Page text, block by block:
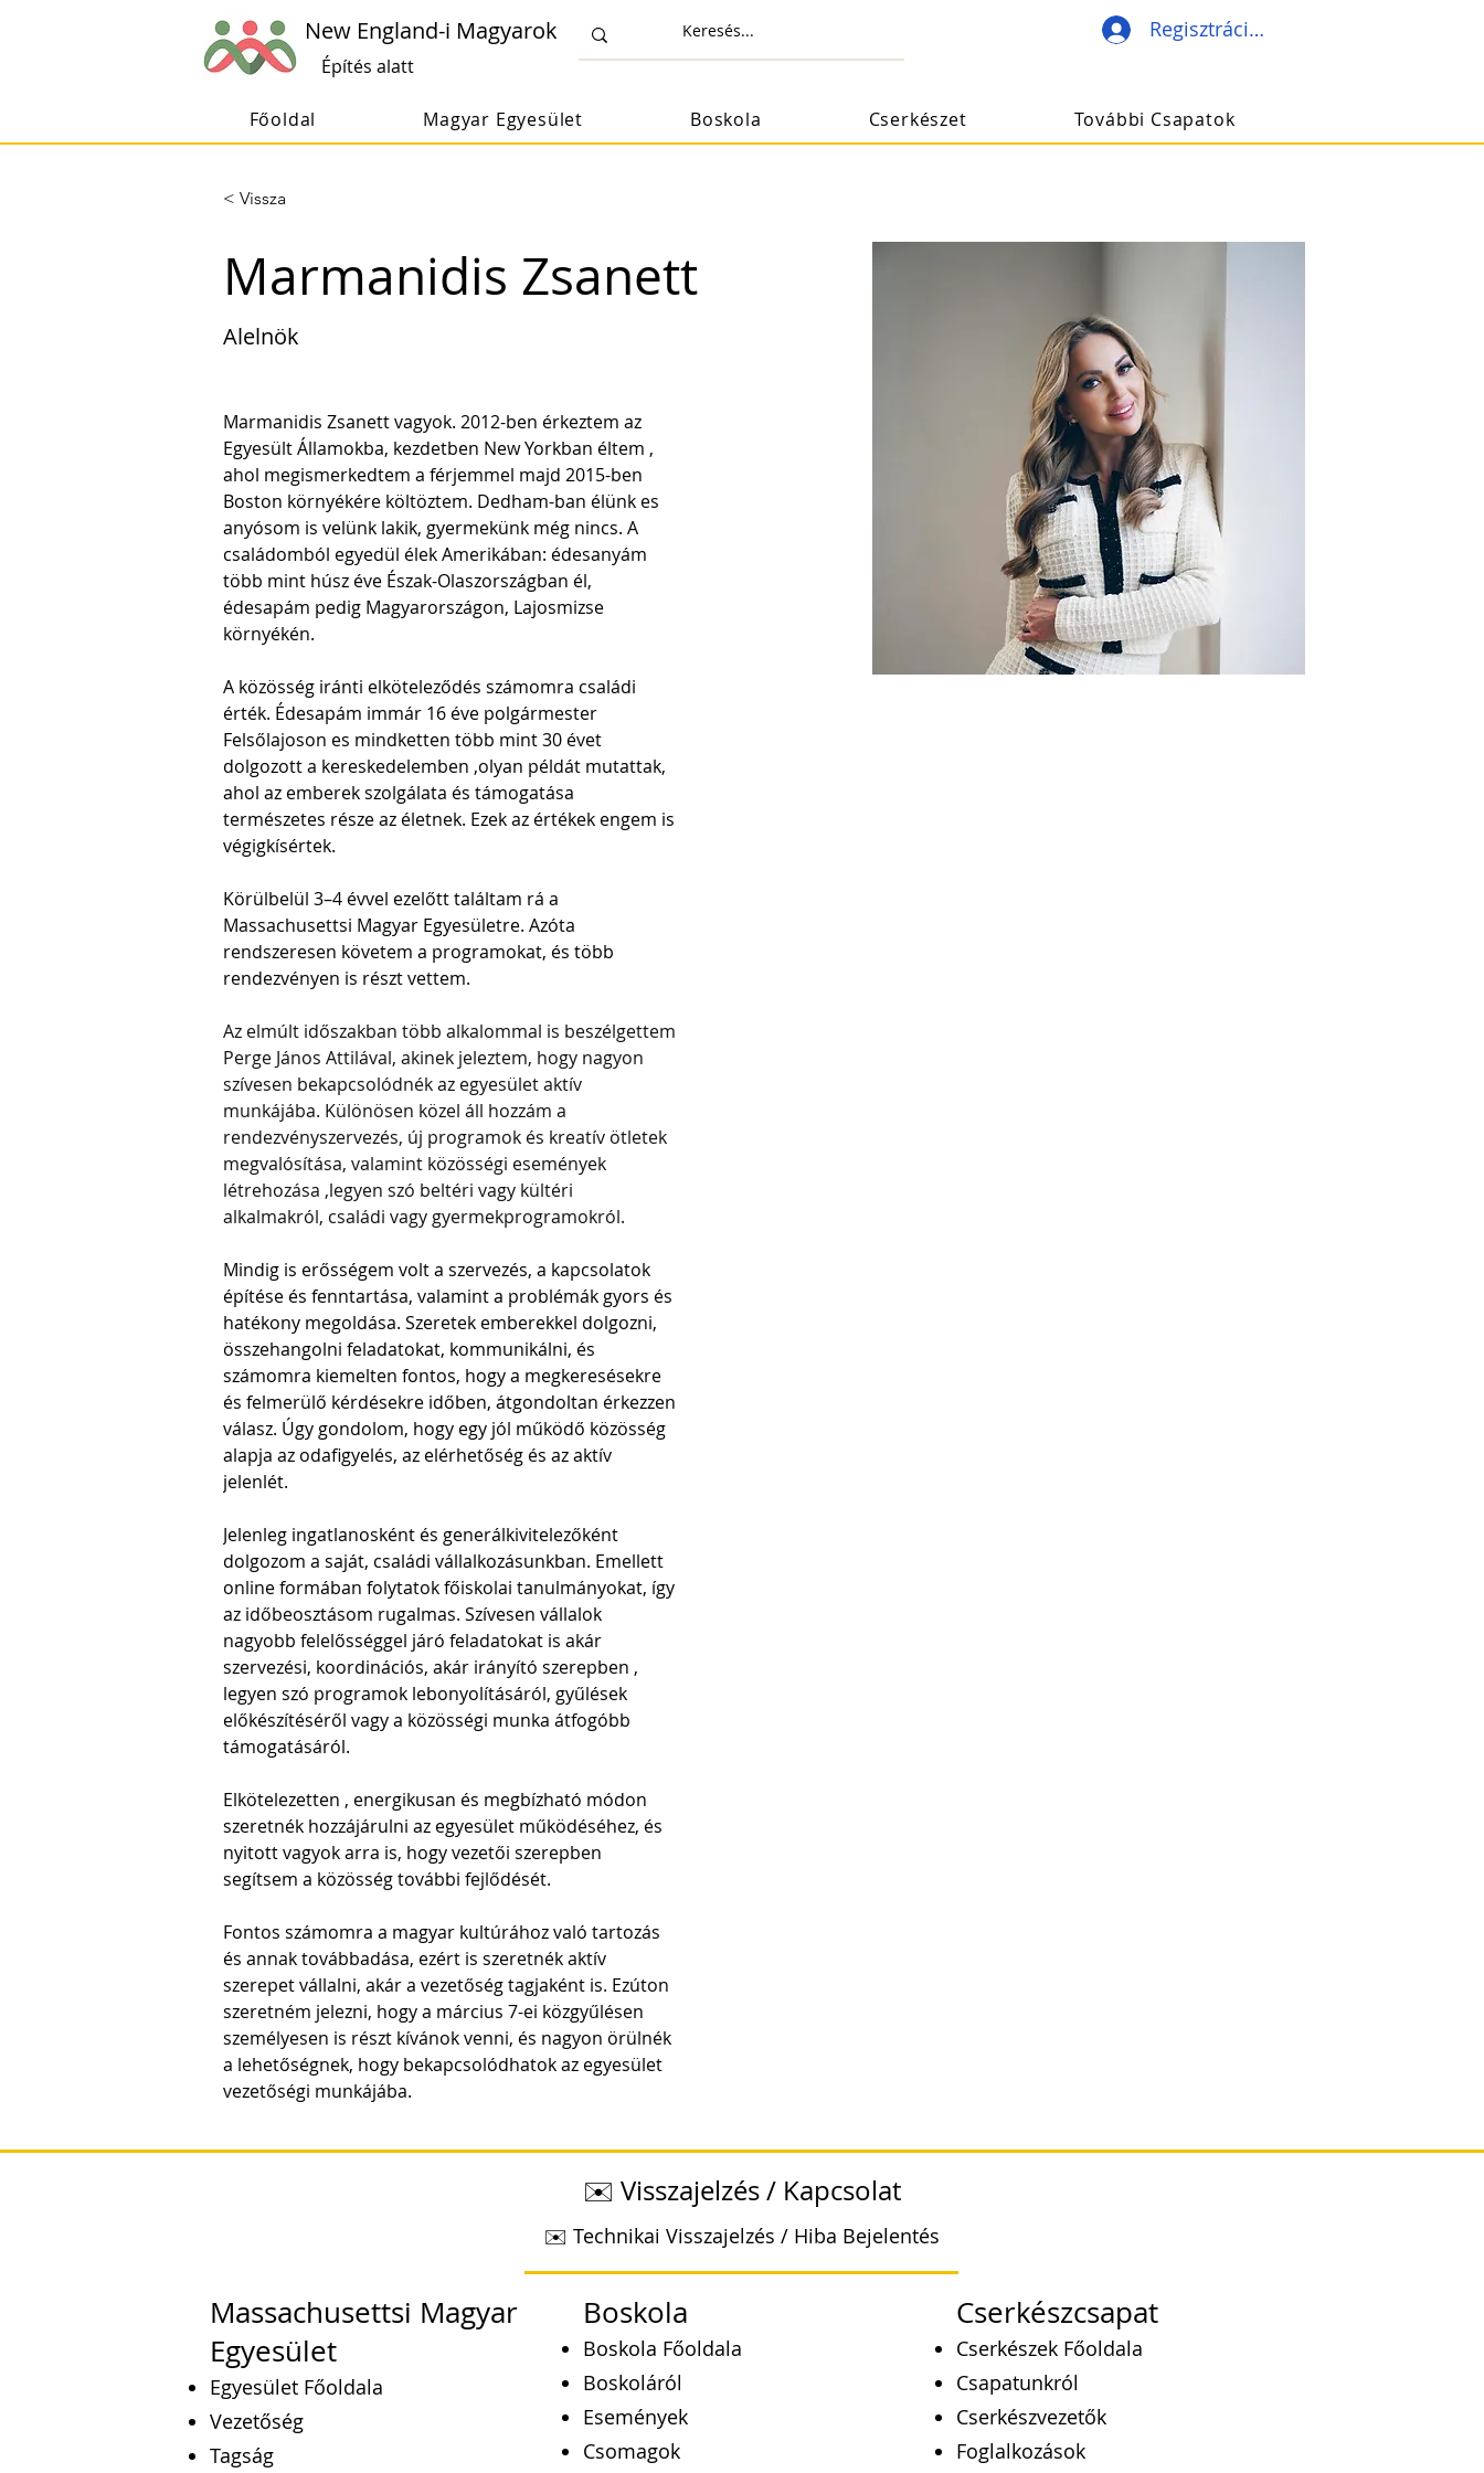
New England-i Magyarok
Építés alatt
Regisztráció/Belépés
Főoldal Magyar Egyesület Boskola Cserkészet További Csapatok
< Vissza
Marmanidis Zsanett
Alelnök
Marmanidis Zsanett vagyok. 2012-ben érkeztem az
Egyesült Államokba, kezdetben New Yorkban éltem ,
ahol megismerkedtem a férjemmel majd 2015-ben
Boston környékére költöztem. Dedham-ban élünk es
anyósom is velünk lakik, gyermekünk még nincs. A
családomból egyedül élek Amerikában: édesanyám
több mint húsz éve Észak-Olaszországban él,
édesapám pedig Magyarországon, Lajosmizse
környékén.
A közösség iránti elköteleződés számomra családi
érték. Édesapám immár 16 éve polgármester
Felsőlajoson es mindketten több mint 30 évet
dolgozott a kereskedelemben ,olyan példát mutattak,
ahol az emberek szolgálata és támogatása
természetes része az életnek. Ezek az értékek engem is
végigkísértek.
Körülbelül 3–4 évvel ezelőtt találtam rá a
Massachusettsi Magyar Egyesületre. Azóta
rendszeresen követem a programokat, és több
rendezvényen is részt vettem.
Az elmúlt időszakban több alkalommal is beszélgettem
Perge János Attilával, akinek jeleztem, hogy nagyon
szívesen bekapcsolódnék az egyesület aktív
munkájába. Különösen közel áll hozzám a
rendezvényszervezés, új programok és kreatív ötletek
megvalósítása, valamint közösségi események
létrehozása ,legyen szó beltéri vagy kültéri
alkalmakról, családi vagy gyermekprogramokról.
Mindig is erősségem volt a szervezés, a kapcsolatok
építése és fenntartása, valamint a problémák gyors és
hatékony megoldása. Szeretek emberekkel dolgozni,
összehangolni feladatokat, kommunikálni, és
számomra kiemelten fontos, hogy a megkeresésekre
és felmerülő kérdésekre időben, átgondoltan érkezzen
válasz. Úgy gondolom, hogy egy jól működő közösség
alapja az odafigyelés, az elérhetőség és az aktív
jelenlét.
Jelenleg ingatlanosként és generálkivitelezőként
dolgozom a saját, családi vállalkozásunkban. Emellett
online formában folytatok főiskolai tanulmányokat, így
az időbeosztásom rugalmas. Szívesen vállalok
nagyobb felelősséggel járó feladatokat is akár
szervezési, koordinációs, akár irányító szerepben ,
legyen szó programok lebonyolításáról, gyűlések
előkészítéséről vagy a közösségi munka átfogóbb
támogatásáról.
Elkötelezetten , energikusan és megbízható módon
szeretnék hozzájárulni az egyesület működéséhez, és
nyitott vagyok arra is, hogy vezetői szerepben
segítsem a közösség további fejlődését.
Fontos számomra a magyar kultúrához való tartozás
és annak továbbadása, ezért is szeretnék aktív
szerepet vállalni, akár a vezetőség tagjaként is. Ezúton
szeretném jelezni, hogy a március 7-ei közgyűlésen
személyesen is részt kívánok venni, és nagyon örülnék
a lehetőségnek, hogy bekapcsolódhatok az egyesület
vezetőségi munkájába.
✉️ Visszajelzés / Kapcsolat
✉️ Technikai Visszajelzés / Hiba Bejelentés
Massachusettsi Magyar
Egyesület
Egyesület Főoldala
Vezetőség
Tagság
Boskola
Boskola Főoldala
Boskoláról
Események
Csomagok
Cserkészcsapat
Cserkészek Főoldala
Csapatunkról
Cserkészvezetők
Foglalkozások